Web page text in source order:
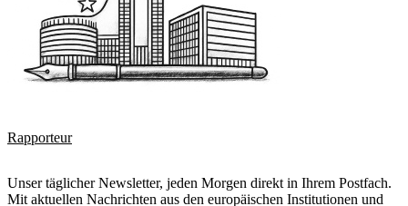
Rapporteur
Unser täglicher Newsletter, jeden Morgen direkt in Ihrem Postfach.
Mit aktuellen Nachrichten aus den europäischen Institutionen und